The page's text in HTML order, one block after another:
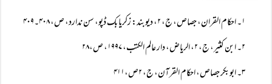
۱۔ احکام القران، جصاص، ج، ۲، دیوبند: زکریا بک ڈپو، سن ندارد، ص، ۴۰۸۔۴۰۹
۲۔ ابن کثیر، ج، ۲، الریاض، دار عالم الکتب، ۱۹۹۷، ص،۲۸
۳۔ ابوبکر جصاص، احکام القرآن، ج، ۲ص،۴۱۱